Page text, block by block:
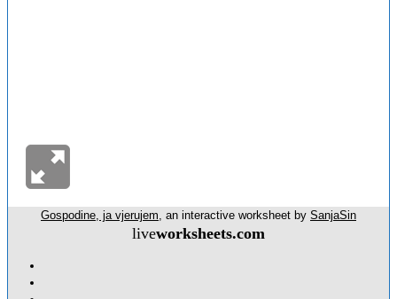
Gospodine, ja vjerujem, an interactive worksheet by SanjaSin
liveworksheets.com